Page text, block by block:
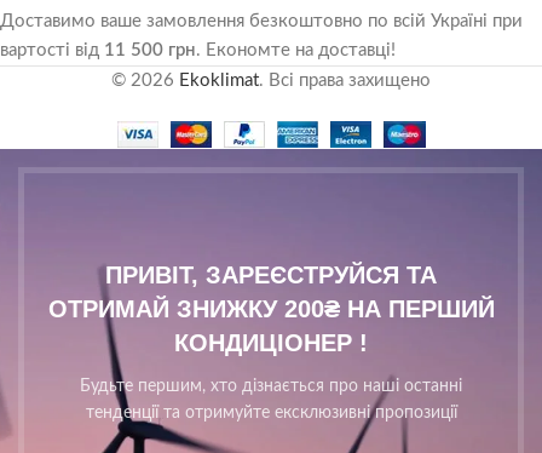
Доставимо ваше замовлення безкоштовно по всій Україні при
вартості від 11 500 грн. Економте на доставці!
© 2026 Ekoklimat. Всі права захищено
ПРИВІТ, ЗАРЕЄСТРУЙСЯ ТА
ОТРИМАЙ ЗНИЖКУ 200₴ НА ПЕРШИЙ
КОНДИЦІОНЕР !
Будьте першим, хто дізнається про наші останні
тенденції та отримуйте ексклюзивні пропозиції